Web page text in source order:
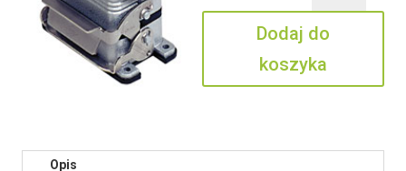
24
IO
Dodaj do
koszyka
Opis